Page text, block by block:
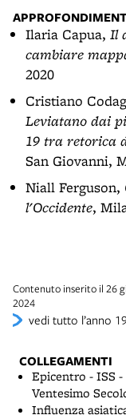
Ilaria Capua, Il
cambiare
2020
Cristiano
Leviatano dai
19 tra retorica
San Giovanni,
Niall Ferguson,
l'Occidente,
Contenuto inserito il 26
2024
vedi tutto l’anno
COLLEGAMENTI
Epicentro - ISS
Ventesimo
Influenza